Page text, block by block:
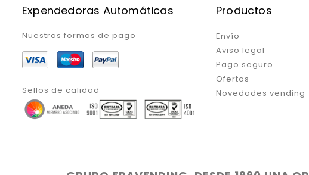
Expendedoras Automáticas
Nuestras formas de pago
Sellos de calidad
Productos
Envío
Aviso legal
Pago seguro
Ofertas
Novedades vending